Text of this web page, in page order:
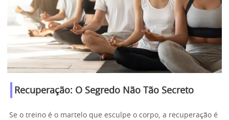
Recuperação: O Segredo Não Tão Secreto
Se o treino é o martelo que esculpe o corpo, a recuperação é